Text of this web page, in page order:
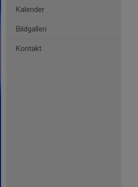
Kalender
Bildgalleri
Kontakt